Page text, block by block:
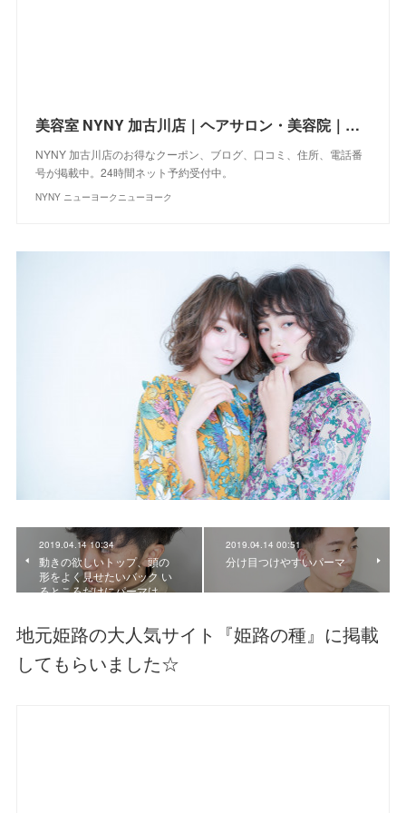
美容室 NYNY 加古川店｜ヘアサロン・美容院｜ニューヨークニューヨーク
NYNY 加古川店のお得なクーポン、ブログ、口コミ、住所、電話番
号が掲載中。24時間ネット予約受付中。
NYNY ニューヨークニューヨーク
2019.04.14 10:34
動きの欲しいトップ、頭の
形をよく見せたいバック い
るところだけにパーマは…
2019.04.14 00:51
分け目つけやすいパーマ
地元姫路の大人気サイト『姫路の種』に掲載
してもらいました☆